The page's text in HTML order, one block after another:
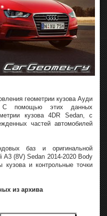
геометрии кузова Ауди
С помощью этих данных
кузова 4DR Sedan, с
частей автомобилей
баз и оригинальной
A3 (8V) Sedan 2014-2020 Body
кузова и контрольные точки
из архива